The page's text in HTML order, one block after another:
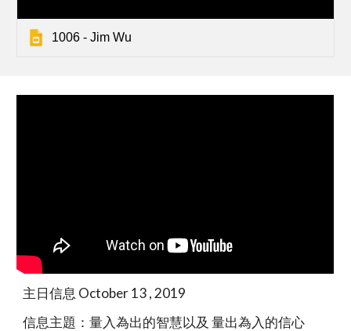
1006 - Jim Wu
主日信息 October 13 , 2019
信息主題：量入為出的智慧以及 量出為入的信心